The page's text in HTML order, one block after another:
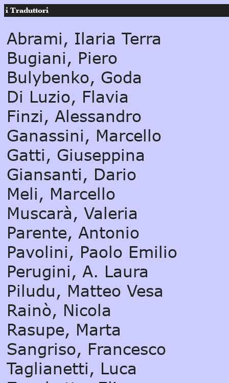
i Traduttori
Abrami, Ilaria Terra
Bugiani, Piero
Bulybenko, Goda
Di Luzio, Flavia
Finzi, Alessandro
Ganassini, Marcello
Gatti, Giuseppina
Giansanti, Dario
Meli, Marcello
Muscarà, Valeria
Parente, Antonio
Pavolini, Paolo Emilio
Perugini, A. Laura
Piludu, Matteo Vesa
Rainò, Nicola
Rasupe, Marta
Sangriso, Francesco
Taglianetti, Luca